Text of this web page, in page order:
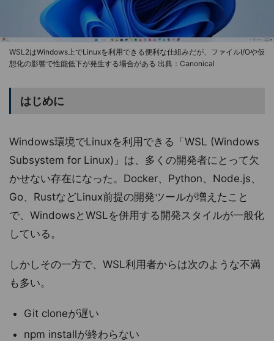
WSL2はWindows上でLinuxを利用できる便利な仕組みだが、ファイルI/Oや仮
想化の影響で性能低下が発生する場合がある 出典：Canonical
はじめに
Windows環境でLinuxを利用できる「WSL (Windows
Subsystem for Linux)」は、多くの開発者にとって欠
かせない存在になった。Docker、Python、Node.js、
Go、RustなどLinux前提の開発ツールが増えたこと
で、WindowsとWSLを併用する開発スタイルが一般化
している。
しかしその一方で、WSL利用者からは次のような不満
も多い。
Git cloneが遅い
npm installが終わらない